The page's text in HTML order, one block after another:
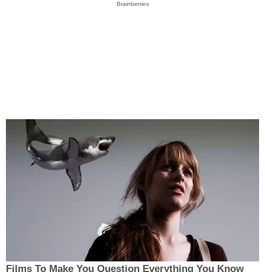
Brainberries
Films To Make You Question Everything You Know